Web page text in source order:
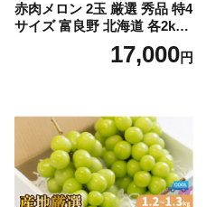
赤肉メロン 2玉 厳選 秀品 特4
サイズ 富良野 北海道 各2kg
～2.6kg 2玉 セット ファーム
富良野 メロン めろん 果物 く
17,000円